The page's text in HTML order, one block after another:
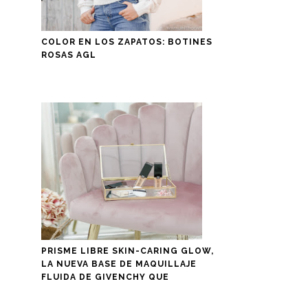
COLOR EN LOS ZAPATOS: BOTINES
ROSAS AGL
PRISME LIBRE SKIN-CARING GLOW,
LA NUEVA BASE DE MAQUILLAJE
FLUIDA DE GIVENCHY QUE